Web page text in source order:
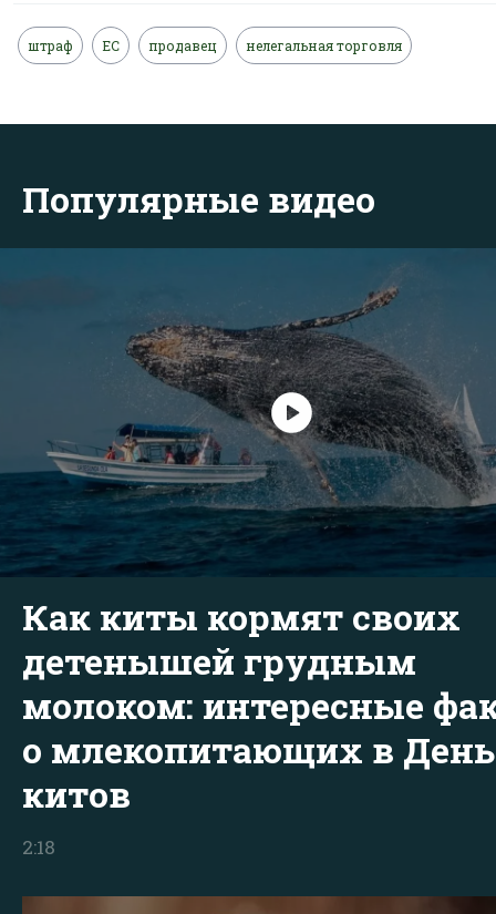
штраф ЕС продавец нелегальная торговля
Популярные видео
Как киты кормят своих
детенышей грудным
молоком: интересные
о млекопитающих в День
китов
2:18